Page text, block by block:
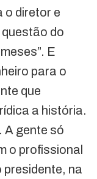
o diretor e
do
E
para o
que
a história.
A gente só
o profissional
presidente, na